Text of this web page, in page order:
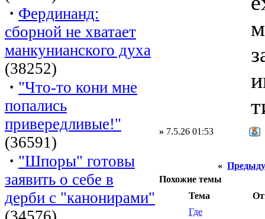
· Фердинанд:
сборной не хватает
манкунианского духа
(38252)
· "Что-то кони мне
попались
привередливые!"
(36591)
· "Шпоры" готовы
заявить о себе в
дерби с "канонирами"
» 7.5.26 01:53
«
Похожие темы
Тема
Где